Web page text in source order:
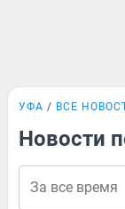
УФА ВСЕ
Новости